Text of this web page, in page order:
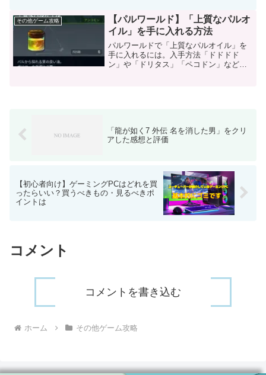
する」は選ばないでください❌マラスと
の会話でも、3回ほど難易度...
その他ゲーム攻略
【パルワールド】「上質なパルオ
イル」を手に入れる方法
パルワールドで「上質なパルオイル」を
手に入れるには。入手方法「ドドドド
ン」や「ドリタス」「ペコドン」などか
「龍が如く7 外伝 名を消した男」をクリ
アした感想と評価
【初心者向け】ゲーミングPCはどれを買
ったらいい？買うべきもの・見るべきポ
イントは
コメント
コメントを書き込む
ホーム その他ゲーム攻略